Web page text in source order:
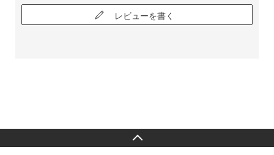
レビューを書く